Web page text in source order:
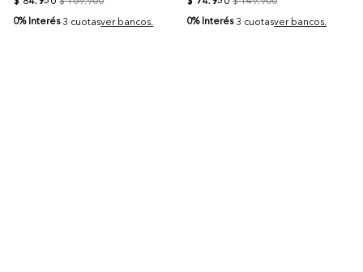
0% Interés 3 cuotasver bancos.
0% Interés 3 cuotasver bancos.